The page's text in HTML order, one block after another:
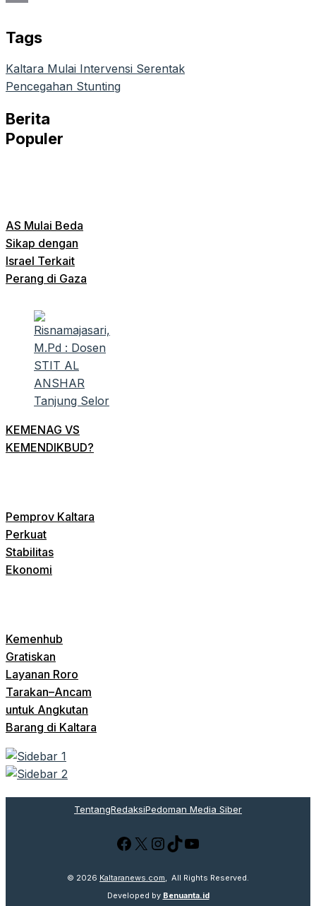
Tags
Kaltara Mulai Intervensi Serentak
Pencegahan Stunting
Berita
Populer
AS Mulai Beda
Sikap dengan
Israel Terkait
Perang di Gaza
KEMENAG VS
KEMENDIKBUD?
Pemprov Kaltara
Perkuat
Stabilitas
Ekonomi
Kemenhub
Gratiskan
Layanan Roro
Tarakan–Ancam
untuk Angkutan
Barang di Kaltara
TentangRedaksiPedoman Media Siber
Facebook
X Instagram
TikTok
YouTube
© 2026 Kaltaranews.com , All Rights Reserved.
Developed by Benuanta.id